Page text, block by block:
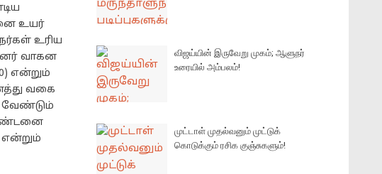
உயர்
உரிய
வாகன
என்றும்
வகை
வேண்டும்
தண்டனை
விஜய்யின் இருவேறு முகம்; ஆளுநர்
உரையில் அம்பலம்!
முட்டாள் முதல்வனும் முட்டுக்
கொடுக்கும் ரசிக குஞ்சுகளும்!